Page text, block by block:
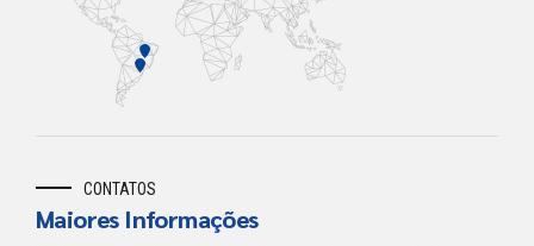
CONTATOS
Maiores Informações